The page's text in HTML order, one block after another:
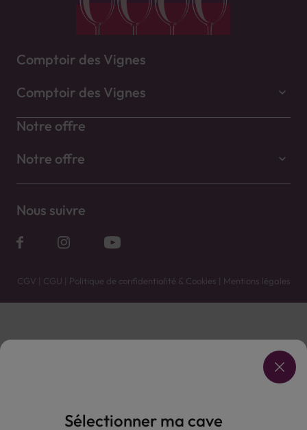
Comptoir des Vignes
Comptoir des Vignes
Notre offre
Notre offre
Nous suivre
CGV | CGU | Politique de confidentialité & Cookies | Mentions légales
Vente uniquement en caves. Contactez votre caviste pour plus de renseignements.
L'ABUS D'ALCOOL EST DANGEREUX POUR LA SANTÉ, À CONSOMMER AVEC MODÉRATION.
Sélectionner ma cave